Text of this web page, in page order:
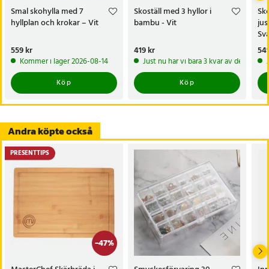
- Hyllhöjd: övre hyllor 12,5 cm, undre hyllor 19 cm
- Vikt: ca 7 kg (15,5 lbs)
- Maxbelastning topphylla: 20 kg
- Maxbelastning undre hyllor (2 st): 10 kg vardera
- Maxbelastning övre hyllor (5 st): 5 kg vardera
Artikelnummer:124361
Smal skohylla med 7
hyllplan och krokar – Vit
Pris:559 kr
559 kr
Kommer i lager 2026-08-14
Köp
Skoställ med 3 hyllor i
bambu - Vit
Pris:419 kr
419 kr
Just nu har vi bara 3 kvar av denna
Köp
Andra köpte också
-47%
PRESENTTIPS